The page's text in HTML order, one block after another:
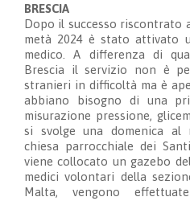
BRESCIA
Dopo il successo riscontrato
metà 2024 è stato attivato
medico. A differenza di
Brescia il servizio non è
stranieri in difficoltà ma è
abbiano bisogno di una
misurazione pressione,
si svolge una domenica al
chiesa parrocchiale dei
viene collocato un gazebo
medici volontari della
Malta, vengono